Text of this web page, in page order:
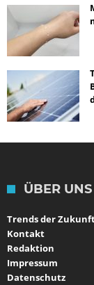
ÜBER UNS
Trends der
Kontakt
Redaktion
Impressum
Datenschutz